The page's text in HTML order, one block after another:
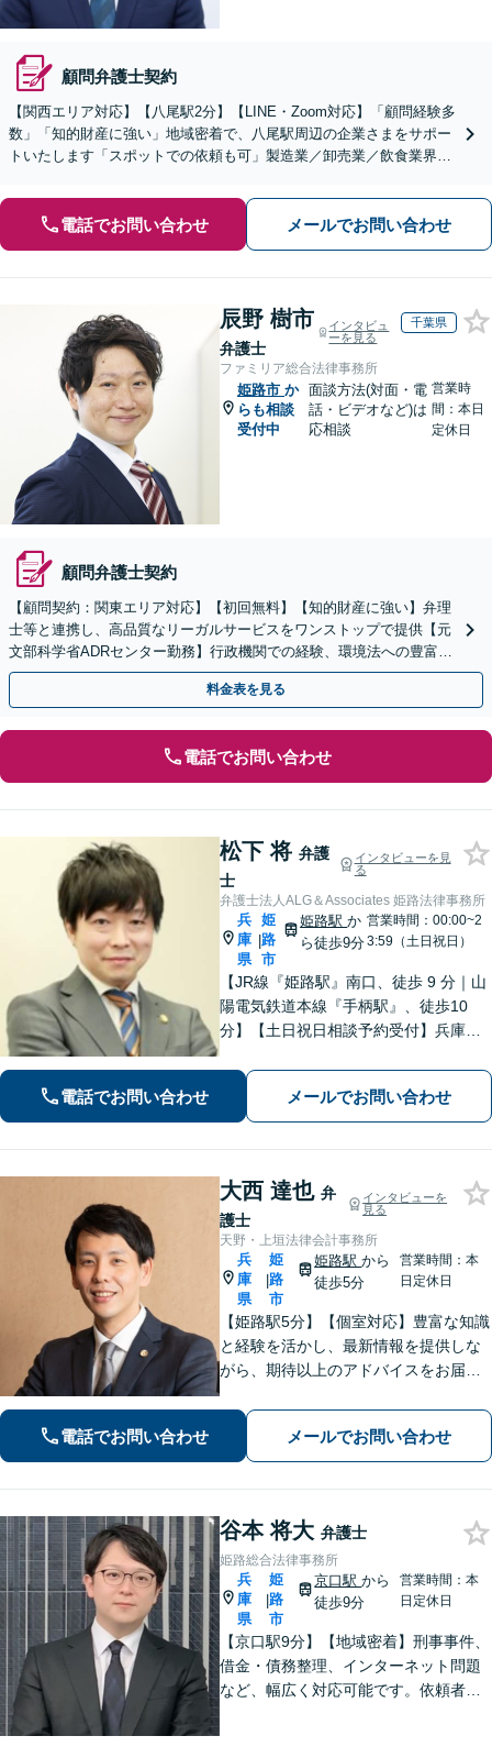
顧問弁護士契約
【関西エリア対応】【八尾駅2分】【LINE・Zoom対応】「顧問経験多
数」「知的財産に強い」地域密着で、八尾駅周辺の企業さまをサポー
トいたします「スポットでの依頼も可」製造業／卸売業／飲食業界／
電話でお問い合わせ メールでお問い合わせ
辰野 樹市
弁護士
インタビュ
ーを見る
千葉県
ファミリア総合法律事務所
姫路市 か
らも相談
受付中
面談方法(対面・電
話・ビデオなど)は
応相談
営業時
間：本日
定休日
顧問弁護士契約
【顧問契約：関東エリア対応】【初回無料】【知的財産に強い】弁理
士等と連携し、高品質なリーガルサービスをワンストップで提供【元
文部科学省ADRセンター勤務】行政機関での経験、環境法への豊富な
知識を活かし、事業者さまの抱える問題を解決へ導きます
料金表を見る
電話でお問い合わせ
松下 将 弁護
士
インタビューを見
る
弁護士法人ALG＆Associates 姫路法律事務所
兵
庫
県
|
姫
路
市
姫路駅か
ら徒歩9分
営業時間：00:00~2
3:59（土日祝日）
【JR線『姫路駅』南口、徒歩 9 分｜山
陽電気鉄道本線『手柄駅』、徒歩10
分】【土日祝日相談予約受付】兵庫県
と専門性を持つ弁護士が解決を目指し
電話でお問い合わせ メールでお問い合わせ
大西 達也 弁
護士
インタビューを
見る
天野・上垣法律会計事務所
兵
庫
県
|
姫
路
市
姫路駅から
徒歩5分
営業時間：本
日定休日
【姫路駅5分】【個室対応】豊富な知識
と経験を活かし、最新情報を提供しな
がら、期待以上のアドバイスをお届け
ンを大切にし、信頼関係を築きながら
課題解決に全力を尽くします。
電話でお問い合わせ メールでお問い合わせ
谷本 将大 弁護士
姫路総合法律事務所
兵
庫
県
|
姫
路
市
京口駅から
徒歩9分
営業時間：本
日定休日
【京口駅9分】【地域密着】刑事事件、
借金・債務整理、インターネット問題
など、幅広く対応可能です。依頼者さ